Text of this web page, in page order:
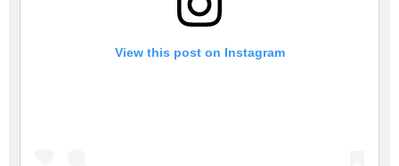
View this post on Instagram